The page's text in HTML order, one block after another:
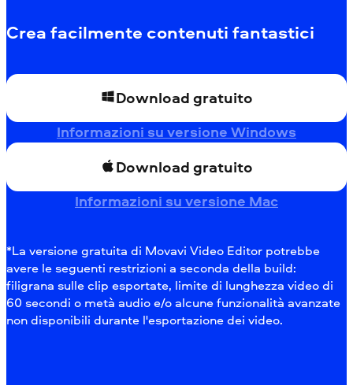
Crea facilmente contenuti fantastici
Download gratuito
Informazioni su versione Windows
Download gratuito
Informazioni su versione Mac
*La versione gratuita di Movavi Video Editor potrebbe
avere le seguenti restrizioni a seconda della build:
filigrana sulle clip esportate, limite di lunghezza video di
60 secondi o metà audio e/o alcune funzionalità avanzate
non disponibili durante l'esportazione dei video.